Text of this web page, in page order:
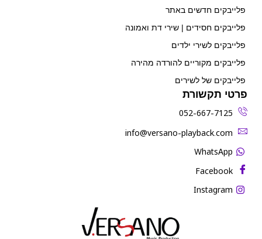
פלייבקים חדשים באתר
פלייבקים חסידים | שירי דת ואמונה
פלייבקים לשירי ילדים
פלייבקים מקוריים להורדה מהירה
פלייבקים של לשירים
פרטי תקשורת
052-667-7125
‫info@versano-playback.com‬
WhatsApp
Facebook
Instagram